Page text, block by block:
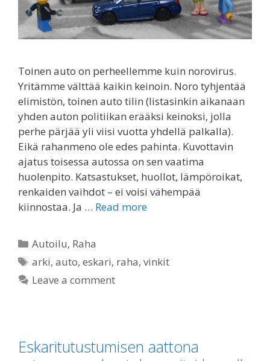
Toinen auto on perheellemme kuin norovirus.
Yritämme välttää kaikin keinoin. Noro tyhjentää
elimistön, toinen auto tilin (listasinkin aikanaan
yhden auton politiikan erääksi keinoksi, jolla
perhe pärjää yli viisi vuotta yhdellä palkalla).
Eikä rahanmeno ole edes pahinta. Kuvottavin
ajatus toisessa autossa on sen vaatima
huolenpito. Katsastukset, huollot, lämpöroikat,
renkaiden vaihdot – ei voisi vähempää
kiinnostaa. Ja … Read more
Categories
Autoilu, Raha
Tags
arki,auto,eskari, raha,vinkit
Leave a comment
Eskaritutustumisen aattona